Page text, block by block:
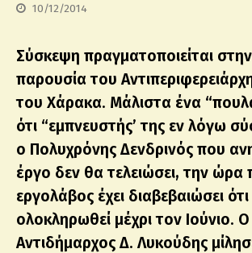
10/12/2014
Σύσκεψη πραγματοποιείται
παρουσία του
του Χάρακα. Μάλιστα ένα
ότι “εμπνευστής’ της εν λόγω
ο Πολυχρόνης Δενδρινός που
έργο δεν θα τελειώσει, την ώρα
εργολάβος έχει διαβεβαιώσει
ολοκληρωθεί μέχρι τον Ιούνιο. Ο
Αντιδήμαρχος Δ. Λυκούδης